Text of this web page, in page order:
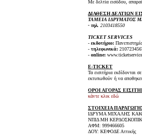
Με δελτία εισόδου,
ΔΙΑΘΕΣΗ ΔΕΛΤΙΩΝ
ΤΑΜΕΙΑ ΙΔΡΥΜΑΤΟΣ
- τηλ. 2103418550
TICKET SERVICES
- εκδοτήριο:
- τηλεφωνικά:
- online:
E-TICKET
Τα εισιτήρια εκδίδονται
εκτυπωθούν ή να
ΟΡΟΙ ΑΓΟΡΑΣ
κάντε κλικ εδώ
ΣΤΟΙΧΕΙΑ
ΙΔΡΥΜΑ ΜΙΧΑΛΗΣ
ΝΠΙΔ ΜΗ
ΑΦΜ: 999466605
ΔΟΥ: ΚΕΦΟΔΕ Αττικής